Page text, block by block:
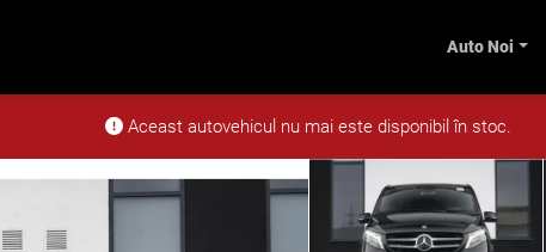
Auto Noi
Aceast autovehicul nu mai este disponibil în stoc.
300 d Avantgarde Extralung 4Matic